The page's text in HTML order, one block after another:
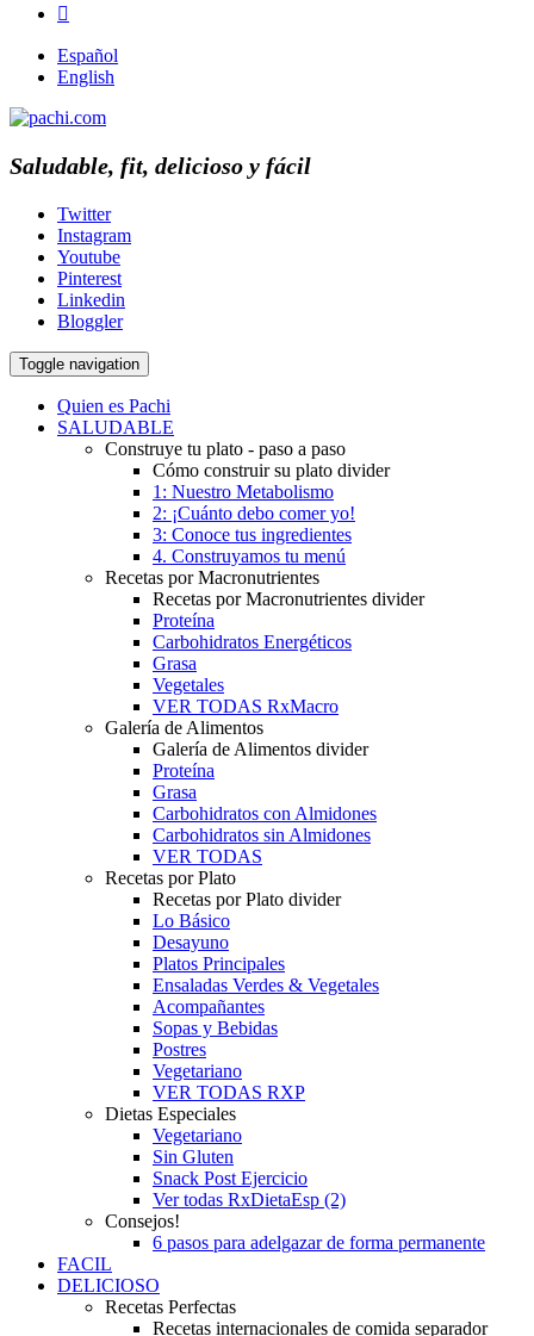

Español
English
Saludable, fit, delicioso y fácil
Twitter
Instagram
Youtube
Pinterest
Linkedin
Bloggler
Toggle navigation
Quien es Pachi
SALUDABLE
Construye tu plato - paso a paso
Cómo construir su plato divider
1: Nuestro Metabolismo
2: ¡Cuánto debo comer yo!
3: Conoce tus ingredientes
4. Construyamos tu menú
Recetas por Macronutrientes
Recetas por Macronutrientes divider
Proteína
Carbohidratos Energéticos
Grasa
Vegetales
VER TODAS RxMacro
Galería de Alimentos
Galería de Alimentos divider
Proteína
Grasa
Carbohidratos con Almidones
Carbohidratos sin Almidones
VER TODAS
Recetas por Plato
Recetas por Plato divider
Lo Básico
Desayuno
Platos Principales
Ensaladas Verdes & Vegetales
Acompañantes
Sopas y Bebidas
Postres
Vegetariano
VER TODAS RXP
Dietas Especiales
Vegetariano
Sin Gluten
Snack Post Ejercicio
Ver todas RxDietaEsp (2)
Consejos!
6 pasos para adelgazar de forma permanente
FACIL
DELICIOSO
Recetas Perfectas
Recetas internacionales de comida separador